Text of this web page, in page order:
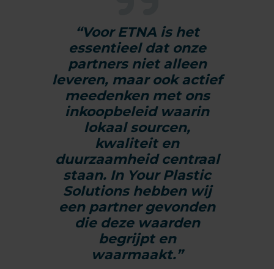
“Voor ETNA is het
essentieel dat onze
partners niet alleen
leveren, maar ook actief
meedenken met ons
inkoopbeleid waarin
lokaal sourcen,
kwaliteit en
duurzaamheid centraal
staan. In Your Plastic
Solutions hebben wij
een partner gevonden
die deze waarden
begrijpt en
waarmaakt.”